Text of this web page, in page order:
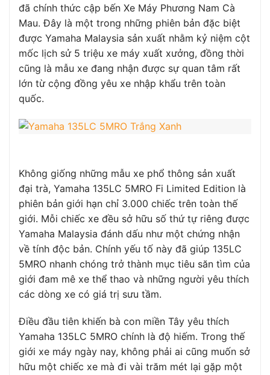
đã chính thức cập bến Xe Máy Phương Nam Cà
Mau. Đây là một trong những phiên bản đặc biệt
được Yamaha Malaysia sản xuất nhằm kỷ niệm cột
mốc lịch sử 5 triệu xe máy xuất xưởng, đồng thời
cũng là mẫu xe đang nhận được sự quan tâm rất
lớn từ cộng đồng yêu xe nhập khẩu trên toàn
quốc.
Không giống những mẫu xe phổ thông sản xuất
đại trà, Yamaha 135LC 5MRO Fi Limited Edition là
phiên bản giới hạn chỉ 3.000 chiếc trên toàn thế
giới. Mỗi chiếc xe đều sở hữu số thứ tự riêng được
Yamaha Malaysia đánh dấu như một chứng nhận
về tính độc bản. Chính yếu tố này đã giúp 135LC
5MRO nhanh chóng trở thành mục tiêu săn tìm của
giới đam mê xe thể thao và những người yêu thích
các dòng xe có giá trị sưu tầm.
Điều đầu tiên khiến bà con miền Tây yêu thích
Yamaha 135LC 5MRO chính là độ hiếm. Trong thế
giới xe máy ngày nay, không phải ai cũng muốn sở
hữu một chiếc xe mà đi vài trăm mét lại gặp một